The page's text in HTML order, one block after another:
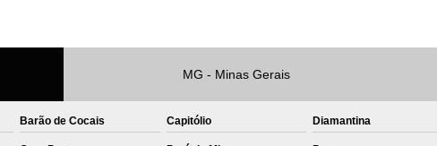
Private Label para Roupa Minas Gerais
Private Label Roupas Femininas Recife
MG - Minas Gerais
Barão de Cocais Capitólio Diamantina